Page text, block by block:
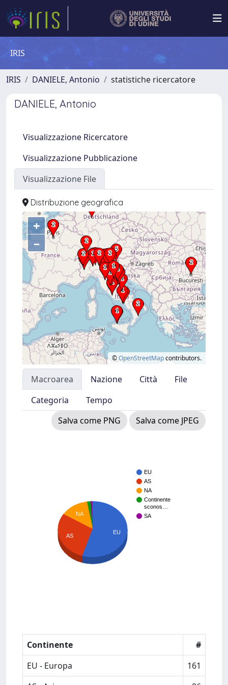
IRIS
IRIS DANIELE, Antonio statistiche ricercatore
DANIELE, Antonio
Visualizzazione Ricercatore
Visualizzazione Pubblicazione
Visualizzazione File
Distribuzione geografica
+
–
©OpenStreetMapcontributors.
Macroarea Nazione Città
File
Categoria
Tempo
Salva come PNG
Salva come JPEG
EU
AS
NA
Continente
sconos…
SA
NA
AS
EU
Continente
#
EU - Europa
161